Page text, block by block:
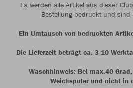
Es werden alle Artikel aus dieser
Bestellung bedruckt und sind
Ein Umtausch von bedruckten
Die Lieferzeit beträgt ca. 3-10
Waschhinweis: Bei max.40
Weichspüler und nicht in